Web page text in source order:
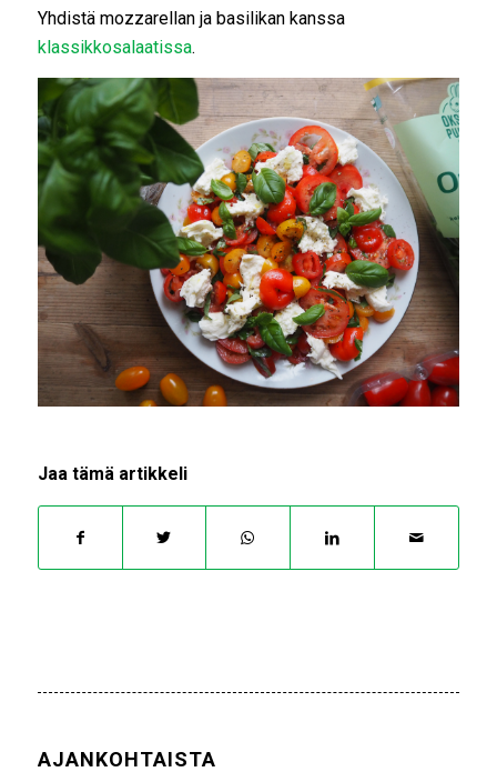
Yhdistä mozzarellan ja basilikan kanssa
klassikkosalaatissa.
Jaa tämä artikkeli
AJANKOHTAISTA